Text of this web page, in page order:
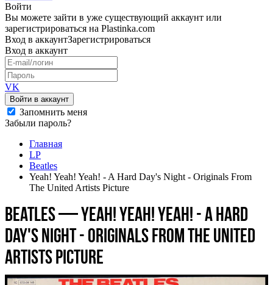
Войти
Вы можете зайти в уже существующий аккаунт или
зарегистрироваться на Plastinka.com
Вход в аккаунтЗарегистрироваться
Вход в аккаунт
VK
Войти в аккаунт
Запомнить меня
Забыли пароль?
Главная
LP
Beatles
Yeah! Yeah! Yeah! - A Hard Day's Night - Originals From
The United Artists Picture
Beatles — Yeah! Yeah! Yeah! - A Hard
Day's Night - Originals From The United
Artists Picture